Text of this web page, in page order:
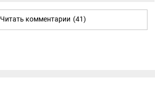
Читать комментарии (41)